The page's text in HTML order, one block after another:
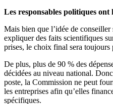
Les responsables politiques
Mais bien que l’idée de
expliquer des faits scientifiques
prises, le choix final sera
De plus, plus de 90 % des
décidées au niveau national.
poste, la Commission ne peut
les entreprises afin qu’elles
spécifiques.